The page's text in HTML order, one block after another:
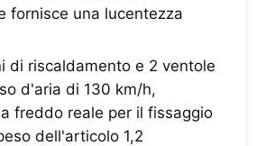
fornisce una lucentezza
di riscaldamento e 2 ventole
d'aria di 130 km/h,
freddo reale per il fissaggio
dell'articolo 1,2